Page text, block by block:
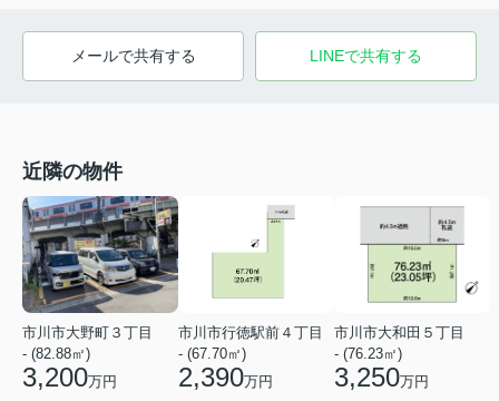
メールで共有する LINEで共有する
近隣の物件
市川市大野町３丁目
- (82.88㎡)
3,200万円
市川市行徳駅前４丁目
- (67.70㎡)
2,390万円
市川市大和田５丁目
- (76.23㎡)
3,250万円